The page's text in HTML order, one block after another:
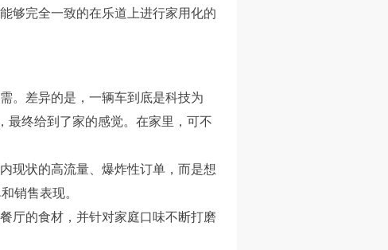
够完全一致的在乐道上进行家用化的
。差异的是，一辆车到底是科技为
最终给到了家的感觉。在家里，可不
现状的高流量、爆炸性订单，而是想
销售表现。
厅的食材，并针对家庭口味不断打磨